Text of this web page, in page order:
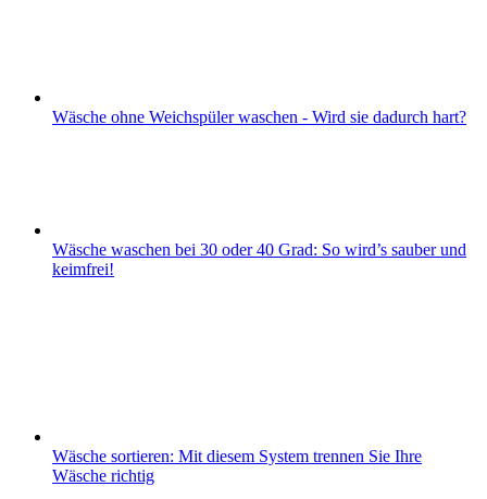
Wäsche ohne Weichspüler waschen - Wird sie dadurch hart?
Wäsche waschen bei 30 oder 40 Grad: So wird’s sauber und
keimfrei!
Wäsche sortieren: Mit diesem System trennen Sie Ihre
Wäsche richtig